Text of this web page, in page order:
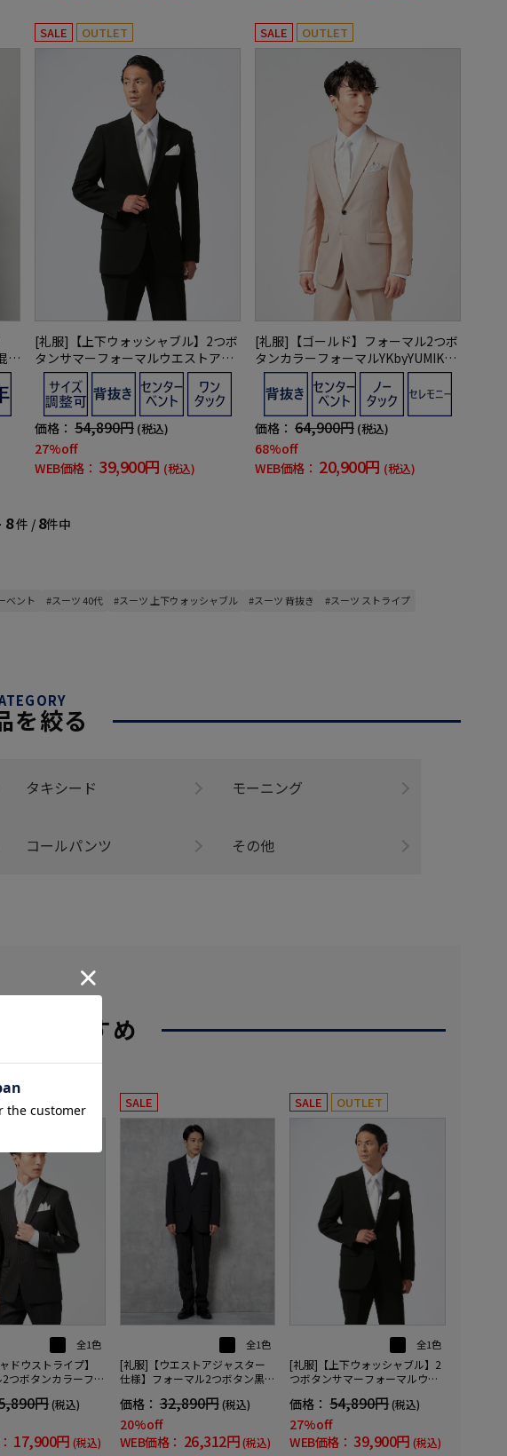
黒
SALE OUTLET
[礼服]【上下ウォッシャブル】2つボ
タンサマーフォーマルウエストアジ
ャスター仕様【i-Formalアイフォー
マル】春夏礼服【定番】
価格： 54,890円 (税込)
27%off
WEB価格： 39,900円 (税込)
SALE OUTLET
[礼服]【ゴールド】フォーマル2つボ
タンカラーフォーマルYKbyYUMIKAT
SURAセレモニー通年礼服
価格： 64,900円 (税込)
68%off
WEB価格： 20,900円 (税込)
8件 / 8件中
ベント #スーツ 40代 #スーツ 上下ウォッシャブル #スーツ 背抜き
#スーツ ストライプ
を絞る
タキシード モーニング
コールパンツ その他
のおすすめ
ITEM
OUTLET
全1色
ドウストライプ】
つボタンカラーフォ
礼服
円(税込)
17,900円 (税込)
SALE
全1色
[礼服]【ウエストアジャスター
仕様】フォーマル2つボタン黒無
【定番】
価格： 32,890円(税込)
20%off
WEB価格： 26,312円(税込)
SALE OUTLET
全1色
[礼服]【上下ウォッシャブル】2
つボタンサマーフォーマルウエ
lアイフォーマル】春夏礼服【定
番】
価格： 54,890円(税込)
27%off
WEB価格： 39,900円 (税込)